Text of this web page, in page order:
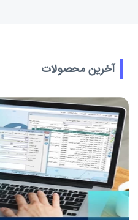
آخرین محصولات